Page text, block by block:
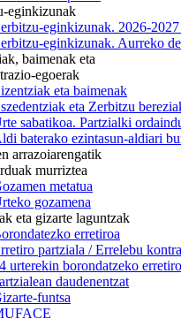
eginkizunak
eginkizunak. 2026-2027
eginkizunak. Aurreko
baimenak eta
egoerak
eta baimenak
eta Zerbitzu
sabatikoa. Partzialki
baterako ezintasun-aldiari
arrazoiarengatik
murriztea
metatua
gozamena
eta gizarte laguntzak
erretiroa
partziala / Errelebu
urterekin borondatzeko
daudenentzat
funtsa